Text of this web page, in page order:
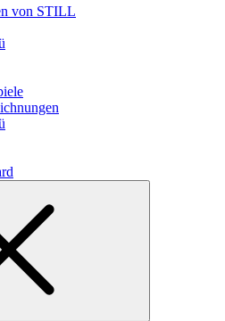
von STILL